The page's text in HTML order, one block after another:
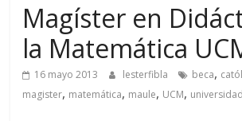
Magíster en
la Matemática
16 mayo 2013 lesterfibla beca,
magister, matemática, maule, UCM, universidad